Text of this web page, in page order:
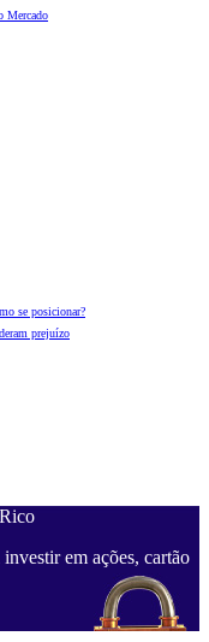
Mercado
se posicionar?
prejuízo
em ações, cartão